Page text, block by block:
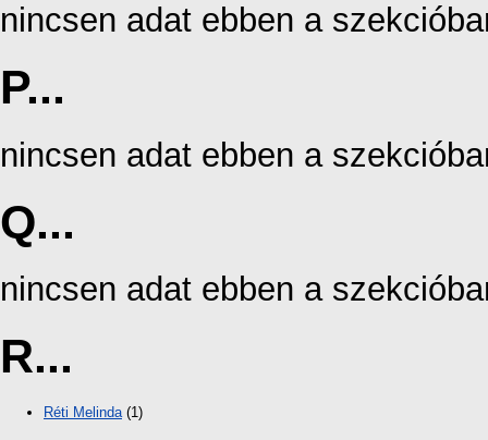
nincsen adat ebben a
P...
nincsen adat ebben a
Q...
nincsen adat ebben a
R...
Réti Melinda (1)